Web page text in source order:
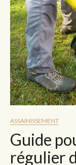
ASSAINISSEMENT
Guide
régulier